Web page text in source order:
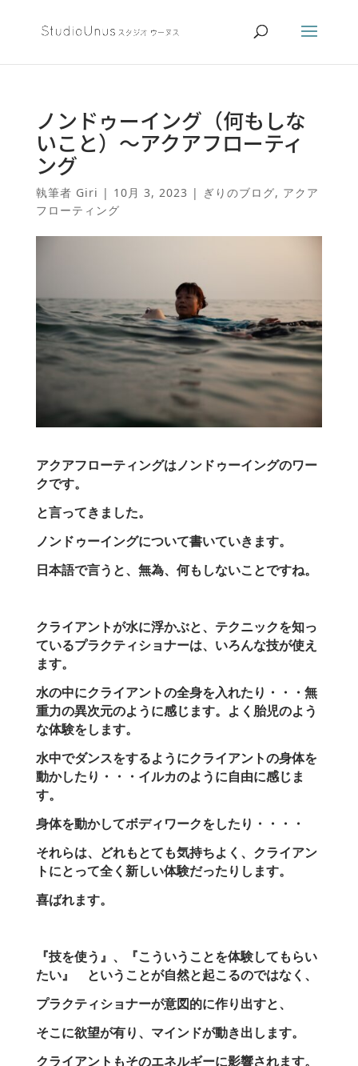
ノンドゥーイング（何もしな
いこと）〜アクアフローティ
ング
執筆者 Giri | 10月 3, 2023 | ぎりのブログ, アクア
フローティング
アクアフローティングはノンドゥーイングのワー
クです。
と言ってきました。
ノンドゥーイングについて書いていきます。
日本語で言うと、無為、何もしないことですね。
クライアントが水に浮かぶと、テクニックを知っ
ているプラクティショナーは、いろんな技が使え
ます。
水の中にクライアントの全身を入れたり・・・無
重力の異次元のように感じます。よく胎児のよう
な体験をします。
水中でダンスをするようにクライアントの身体を
動かしたり・・・イルカのように自由に感じま
す。
身体を動かしてボディワークをしたり・・・・
それらは、どれもとても気持ちよく、クライアン
トにとって全く新しい体験だったりします。
喜ばれます。
『技を使う』、
『こういうことを体験してもらい
たい』
ということが自然と起こるのではなく、
プラクティショナーが意図的に作り出すと、
そこに欲望が有り、マインドが動き出します。
クライアントもそのエネルギーに影響されます。